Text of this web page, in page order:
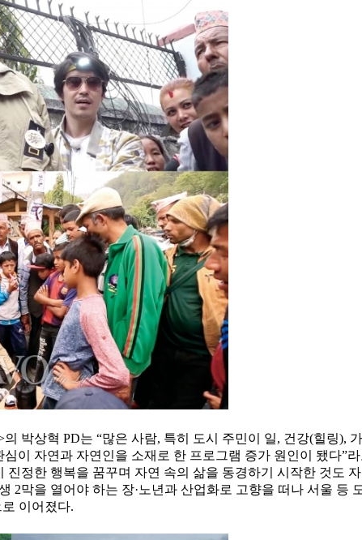
박상혁 PD는 “많은 사람, 특히 도시 주민이 일, 건강(힐링),
이 자연과 자연인을 소재로 한 프로그램 증가 원인이 됐다”
정한 행복을 꿈꾸며 자연 속의 삶을 동경하기 시작한 것도
막을 열어야 하는 장·노년과 산업화로 고향을 떠나 서울 등
이어졌다.